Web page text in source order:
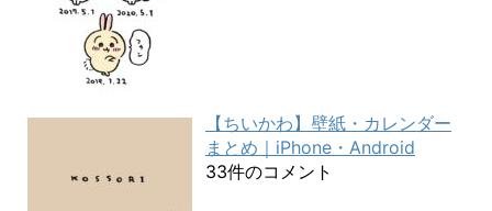
【ちいかわ】壁紙・カレンダー
まとめ｜iPhone・Android
33件のコメント